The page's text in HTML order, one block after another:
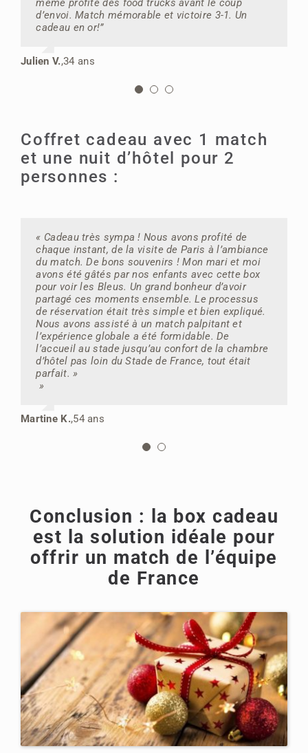
même profité des food trucks avant le coup
d’envoi. Match mémorable et victoire 3-1. Un
cadeau en or!”
Julien V.,34 ans
chose que sur la console ! Franchement, c’est un
bon cadeau pour un fan de foot. »
patriotiques dans les gradins, a été sublime. À
vivre absolument pour tout fan de foot ! »
Coffret cadeau avec 1 match
et une nuit d’hôtel pour 2
personnes :
« Cadeau très sympa ! Nous avons profité de
chaque instant, de la visite de Paris à l’ambiance
du match. De bons souvenirs ! Mon mari et moi
avons été gâtés par nos enfants avec cette box
pour voir les Bleus. Un grand bonheur d’avoir
partagé ces moments ensemble. Le processus
de réservation était très simple et bien expliqué.
Nous avons assisté à un match palpitant et
l’expérience globale a été formidable. De
l’accueil au stade jusqu’au confort de la chambre
d’hôtel pas loin du Stade de France, tout était
parfait. »
»
Martine K.,54 ans
“Anniversaire de mariage inoubliable grâce à la
box foot ! Ma femme m’a surpris avec des billets
pour voir les Bleus et la nuit d’hôtel qui va avec.
L’ambiance au Stade de France était familiale, et
l’hôtel qu’on a choisi avec la box était vraiment
confortable. On a même pu en profiter pour
visiter un peu Paris.”
Sébastien D.,34 ans
Conclusion : la box cadeau
est la solution idéale pour
offrir un match de l’équipe
de France